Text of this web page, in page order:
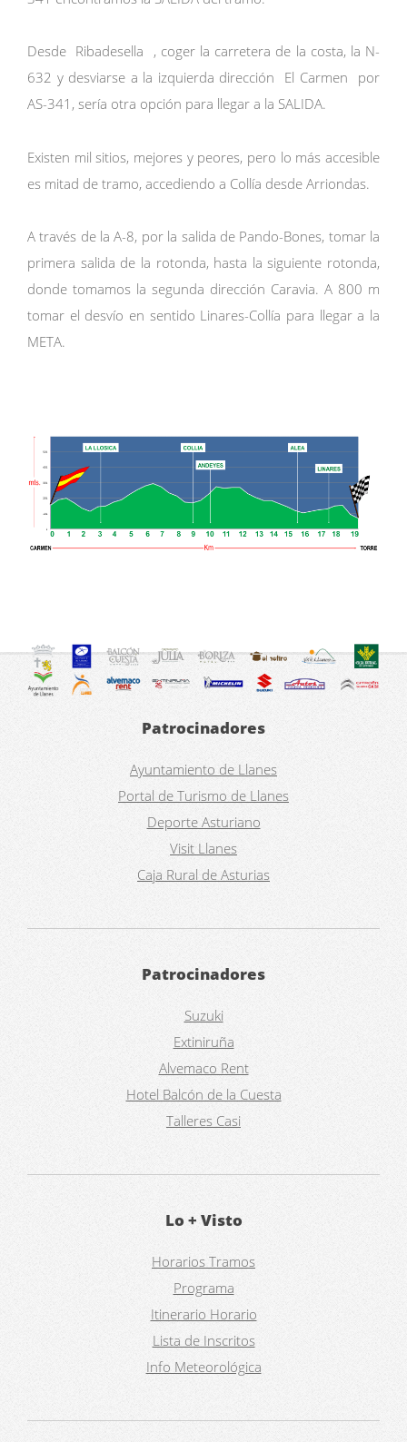
Desde Ribadesella , coger la carretera de la costa, la N-
632 y desviarse a la izquierda dirección El Carmen por
AS-341, sería otra opción para llegar a la SALIDA.
Existen mil sitios, mejores y peores, pero lo más accesible
es mitad de tramo, accediendo a Collía desde Arriondas.
A través de la A-8, por la salida de Pando-Bones, tomar la
primera salida de la rotonda, hasta la siguiente rotonda,
donde tomamos la segunda dirección Caravia. A 800 m
tomar el desvío en sentido Linares-Collía para llegar a la
META.
Patrocinadores
Ayuntamiento de Llanes
Portal de Turismo de Llanes
Deporte Asturiano
Visit Llanes
Caja Rural de Asturias
Patrocinadores
Suzuki
Extiniruña
Alvemaco Rent
Hotel Balcón de la Cuesta
Talleres Casi
Lo + Visto
Horarios Tramos
Programa
Itinerario Horario
Lista de Inscritos
Info Meteorológica